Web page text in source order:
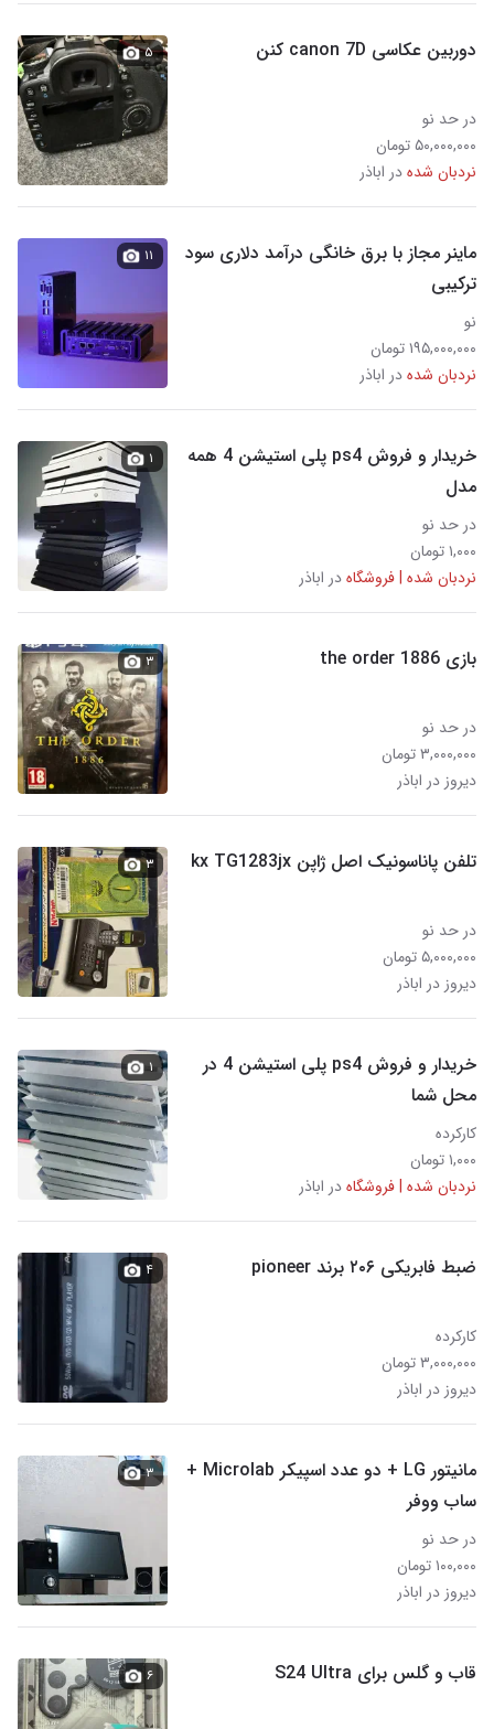
دوربین عکاسی canon 7D کنن
در حد نو
۵۰,۰۰۰,۰۰۰ تومان
نردبان شدهدر اباذر
۵
ماینر مجاز با برق خانگی درآمد دلاری سود
ترکیبی
نو
۱۹۵,۰۰۰,۰۰۰ تومان
نردبان شدهدر اباذر
۱۱
خریدار و فروش ps4 پلی استیشن 4 همه
مدل
در حد نو
۱,۰۰۰ تومان
نردبان شده | فروشگاهدر اباذر
۱
بازی the order 1886
در حد نو
۳,۰۰۰,۰۰۰ تومان
دیروز در اباذر
۳
تلفن پاناسونیک اصل ژاپن kx TG1283jx
در حد نو
۵,۰۰۰,۰۰۰ تومان
دیروز در اباذر
۳
خریدار و فروش ps4 پلی استیشن 4 در
محل شما
کارکرده
۱,۰۰۰ تومان
نردبان شده | فروشگاهدر اباذر
۱
ضبط فابریکی ۲۰۶ برند pioneer
کارکرده
۳,۰۰۰,۰۰۰ تومان
دیروز در اباذر
۴
مانیتور LG + دو عدد اسپیکر Microlab +
ساب ووفر
در حد نو
۱۰۰,۰۰۰ تومان
دیروز در اباذر
۳
قاب و گلس برای S24 Ultra ۶